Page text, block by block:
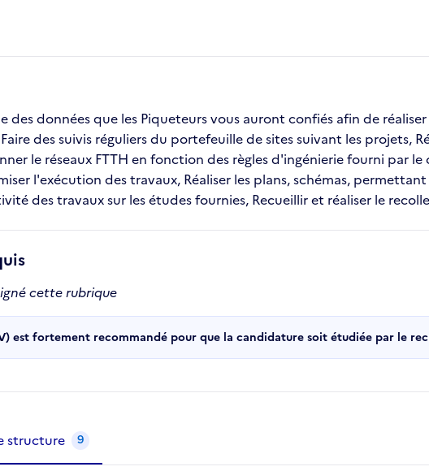
des données que les Piqueteurs vous auront confiés afin de
des suivis réguliers du portefeuille de sites suivant les projets,
le réseaux FTTH en fonction des règles d'ingénierie fourni par
l'exécution des travaux, Réaliser les plans, schémas,
des travaux sur les études fournies, Recueillir et réaliser le
cette rubrique
est fortement recommandé pour que la candidature soit étudiée par le
structure 9